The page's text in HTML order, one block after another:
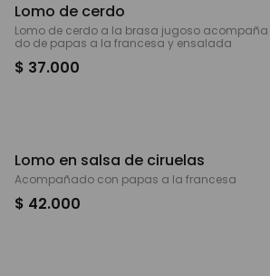
Lomo de cerdo
Lomo de cerdo a la brasa jugoso acompaña
do de papas a la francesa y ensalada
$ 37.000
Lomo en salsa de ciruelas
Acompañado con papas a la francesa
$ 42.000